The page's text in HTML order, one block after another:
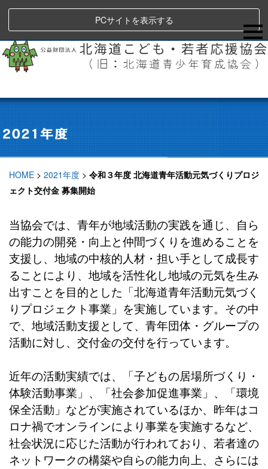
PCサイトを表示する
HOME > 2021年度 > 令和３年度 北海道青年活動元気づくりプロジ
ェクト交付金 募集開始
当協会では、青年が地域活動の実践を通じ、自ら
の能力の開発・向上と仲間づくりを進めることを
支援し、地域の中核的人材・担い手として成長す
ることにより、地域を活性化し地域の元気を生み
出すことを目的とした「北海道青年活動元気づく
りプロジェクト事業」を実施しています。その中
で、地域活動支援として、青年団体・グループの
活動に対し、交付金の交付を行っています。
近年の活動実績では、「子どもの居場所づくり・
体験活動事業」、「社会参加促進事業」、「環境
保全活動」などが実施されているほか、昨年はコ
ロナ禍でオンラインにより事業を実施するなど、
社会状況に応じた活動が行われており、若者達の
ネットワークの構築や自らの能力向上、さらには